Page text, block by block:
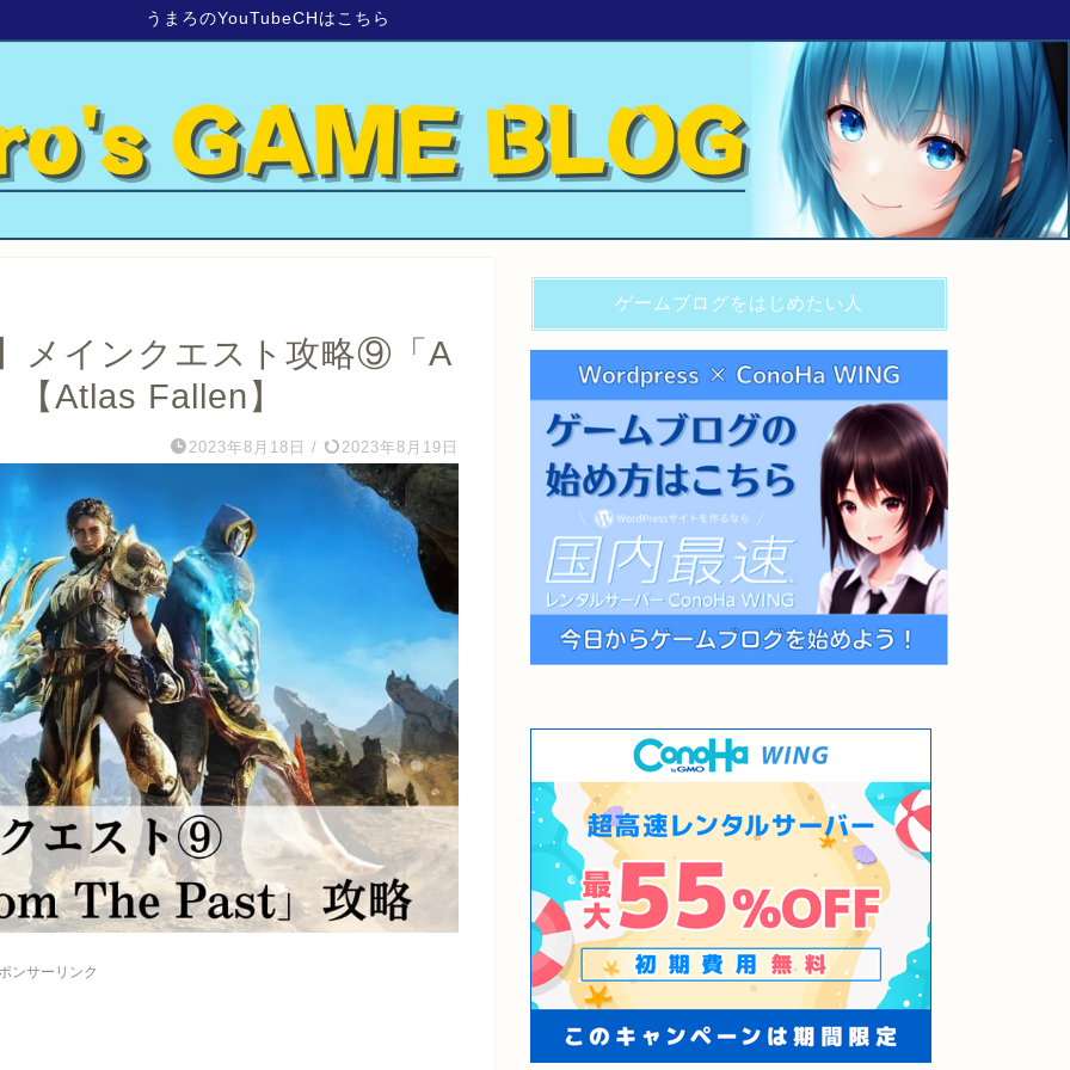
うまろのYouTubeCHはこちら
メインクエスト攻略⑨「A
Atlas Fallen】
2023年8月18日 / 2023年8月19日
ンサーリンク
ゲームブログをはじめたい人